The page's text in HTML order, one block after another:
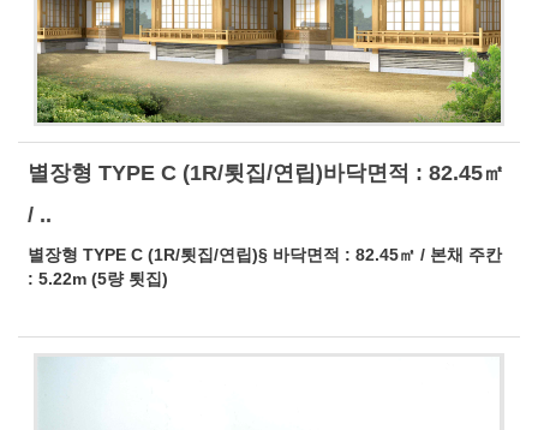
별장형 TYPE C (1R/툇집/연립)바닥면적 : 82.45㎡
/ ..
별장형 TYPE C (1R/툇집/연립)§ 바닥면적 : 82.45㎡ / 본채 주칸
: 5.22m (5량 툇집)